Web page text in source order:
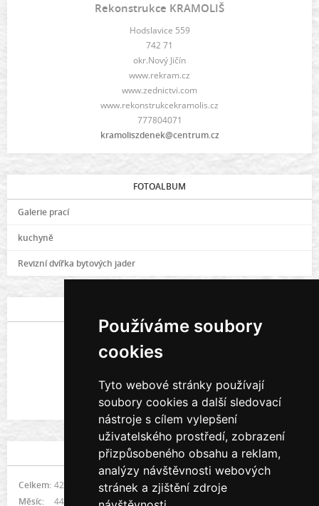
Používáme soubory
cookies
Tyto webové stránky používají
soubory cookies a další sledovací
nástroje s cílem vylepšení
uživatelského prostředí, zobrazení
přizpůsobeného obsahu a reklam,
analýzy návštěvnosti webových
stránek a zjištění zdroje
Rekonstrukce KRAMOLIŠ
Hodslavice 559
742 71
okr.Nový Jičín
www.rekram.cz
www.zednictvi.com
www.rekonstrukcekramolis.cz
777804071
kramoliszdenek@centrum.cz
FOTOALBUM
Galerie prací
kuchyně
Revizní dvířka bytových jader
Galerie prací
STATISTIKY
Celkem: 422018
Měsíc:
4472